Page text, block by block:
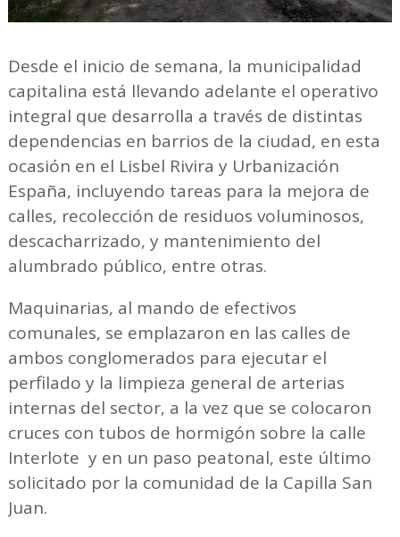
Desde el inicio de semana, la municipalidad
capitalina está llevando adelante el operativo
integral que desarrolla a través de distintas
dependencias en barrios de la ciudad, en esta
ocasión en el Lisbel Rivira y Urbanización
España, incluyendo tareas para la mejora de
calles, recolección de residuos voluminosos,
descacharrizado, y mantenimiento del
alumbrado público, entre otras.
Maquinarias, al mando de efectivos
comunales, se emplazaron en las calles de
ambos conglomerados para ejecutar el
perfilado y la limpieza general de arterias
internas del sector, a la vez que se colocaron
cruces con tubos de hormigón sobre la calle
Interlote y en un paso peatonal, este último
solicitado por la comunidad de la Capilla San
Juan.